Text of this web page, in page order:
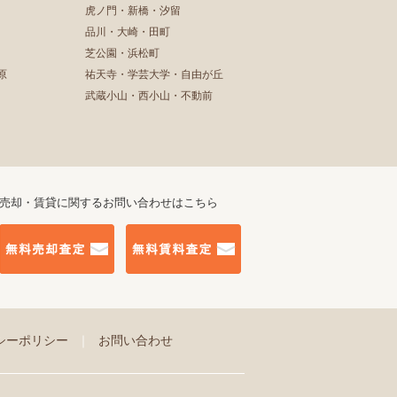
虎ノ門・新橋・汐留
品川・大崎・田町
芝公園・浜松町
祐天寺・学芸大学・自由が丘
武蔵小山・西小山・不動前
売却・賃貸に関するお問い合わせはこちら
ーポリシー お問い合わせ